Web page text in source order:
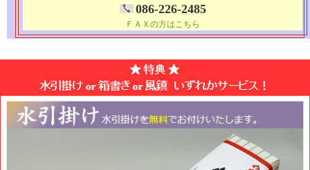
086-226-2485
ＦＡＸの方はこちら